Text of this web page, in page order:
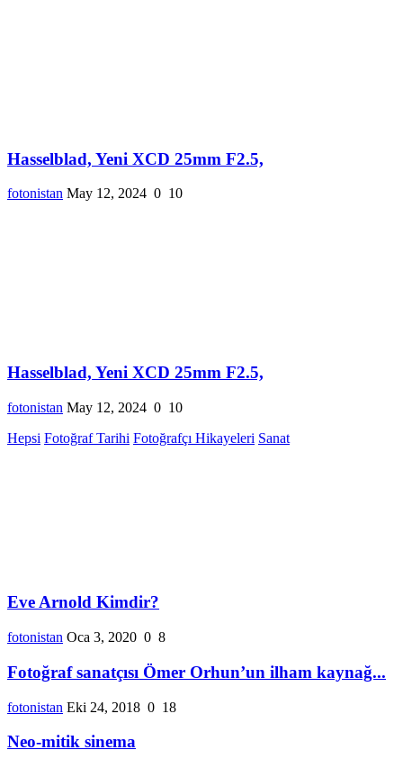
Hasselblad, Yeni XCD 25mm F2.5,
fotonistan May 12, 2024 0 10
Hasselblad, Yeni XCD 25mm F2.5,
fotonistan May 12, 2024 0 10
Hepsi Fotoğraf Tarihi Fotoğrafçı Hikayeleri Sanat
Eve Arnold Kimdir?
fotonistan Oca 3, 2020 0 8
Fotoğraf sanatçısı Ömer Orhun’un ilham kaynağ...
fotonistan Eki 24, 2018 0 18
Neo-mitik sinema